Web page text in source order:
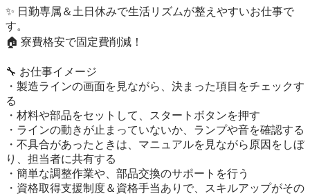
✨ 日勤専属＆土日休みで生活リズムが整えやすいお仕事で
す。
🏠 寮費格安で固定費削減！
🔧 お仕事イメージ
・製造ラインの画面を見ながら、決まった項目をチェックす
る
・材料や部品をセットして、スタートボタンを押す
・ラインの動きが止まっていないか、ランプや音を確認する
・不具合があったときは、マニュアルを見ながら原因をしぼ
り、担当者に共有する
・簡単な調整作業や、部品交換のサポートを行う
・資格取得支援制度＆資格手当ありで、スキルアップがその